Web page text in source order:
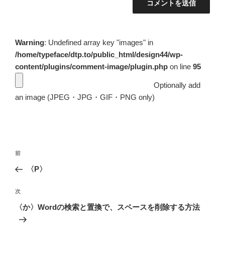
Warning: Undefined array key "images" in
/home/typeface/dtp.to/public_html/design44/wp-
content/plugins/comment-image/plugin.php on line 95
Optionally add
an image (JPEG・JPG・GIF・PNG only)
投
ナ
ビ
ゲ
ー
前
の
稿
前
〈P〉
次
の
次
〈か〉Wordの検索と置換で、スペースを削除する方法